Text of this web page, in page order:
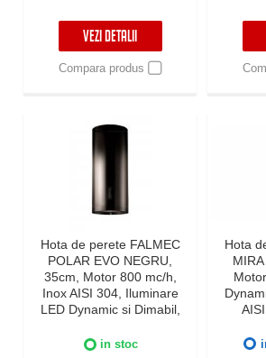
VEZI DETALII
Compara produs
Hota de perete FALMEC
POLAR EVO NEGRU,
35cm, Motor 800 mc/h,
Inox AISI 304, Iluminare
LED Dynamic si Dimabil,
Fabricatie Italia
in stoc
Hota